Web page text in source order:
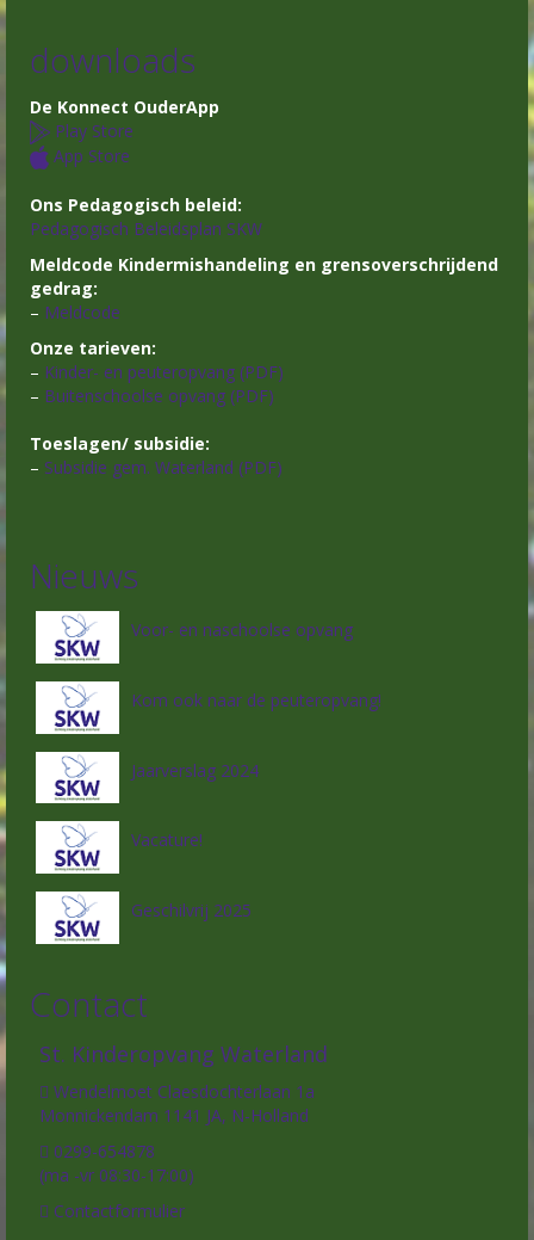
downloads
De Konnect OuderApp
Play Store
App Store
Ons Pedagogisch beleid:
Pedagogisch Beleidsplan SKW
Meldcode Kindermishandeling en grensoverschrijdend
gedrag:
– Meldcode
Onze tarieven:
– Kinder- en peuteropvang (PDF)
– Buitenschoolse opvang (PDF)
Toeslagen/ subsidie:
– Subsidie gem. Waterland (PDF)
Nieuws
Voor- en naschoolse opvang
Kom ook naar de peuteropvang!
Jaarverslag 2024
Vacature!
Geschilvrij 2025
Contact
St. Kinderopvang Waterland
Wendelmoet Claesdochterlaan 1a
Monnickendam 1141 JA, N-Holland
0299-654878
(ma -vr 08:30-17:00)
Contactformulier